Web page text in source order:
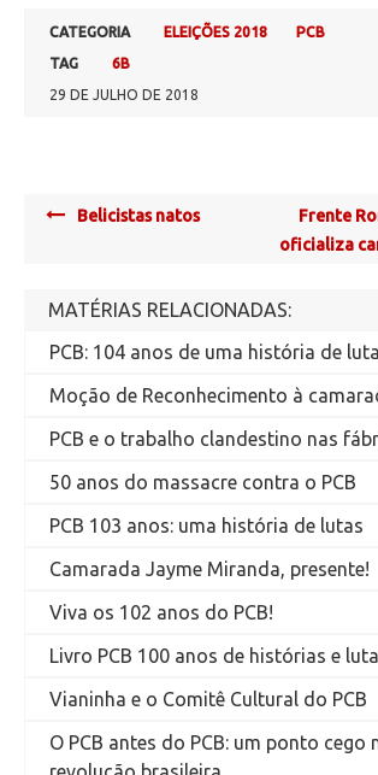
CATEGORIA ELEIÇÕES 2018
PCB
TAG
6B
29 DE JULHO DE 2018
PostBelicistas natos
Frente
oficializa
MATÉRIAS RELACIONADAS:
PCB: 104 anos de uma história de
Moção de Reconhecimento à
PCB e o trabalho clandestino nas
50 anos do massacre contra o PCB
PCB 103 anos: uma história de lutas
Camarada Jayme Miranda, presente!
Viva os 102 anos do PCB!
Livro PCB 100 anos de histórias e
Vianinha e o Comitê Cultural do PCB
O PCB antes do PCB: um ponto cego